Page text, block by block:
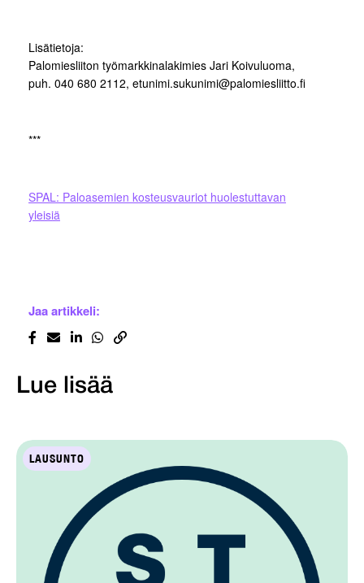
Lisätietoja:
Palomiesliiton työmarkkinalakimies Jari Koivuluoma,
puh. 040 680 2112, etunimi.sukunimi@palomiesliitto.fi
***
SPAL: Paloasemien kosteusvauriot huolestuttavan
yleisiä
Jaa artikkeli:
Lue lisää
LAUSUNTO